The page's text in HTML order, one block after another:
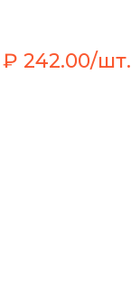
₽ 242.00/шт.